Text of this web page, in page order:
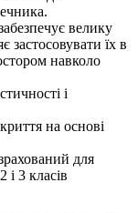
велику
застосовувати їх в
навколо
і
на основі
для
3 класів